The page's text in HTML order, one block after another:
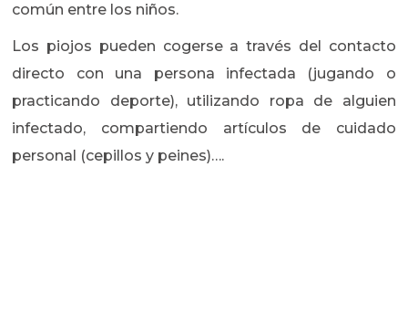
común entre los niños.
Los piojos pueden cogerse a través del contacto
directo con una persona infectada (jugando o
practicando deporte), utilizando ropa de alguien
infectado, compartiendo artículos de cuidado
personal (cepillos y peines)….